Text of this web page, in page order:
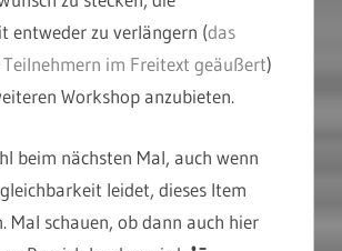
entweder zu verlängern (das
im Freitext geäußert)
Workshop anzubieten.
beim nächsten Mal, auch wenn
leidet, dieses Item
Mal schauen, ob dann auch hier